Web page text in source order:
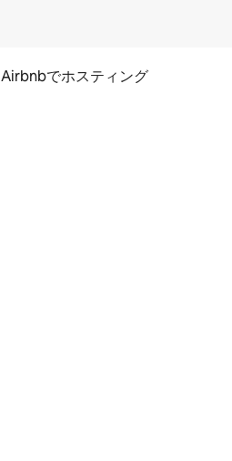
Airbnbでホスティング